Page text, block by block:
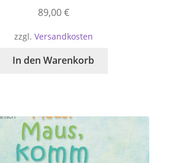
89,00€
zzgl. Versandkosten
In den Warenkorb